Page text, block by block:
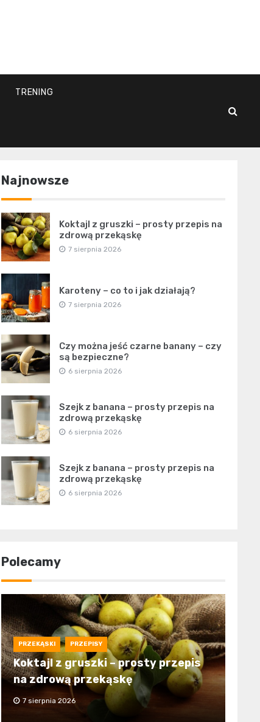
TRENING
Najnowsze
Koktajl z gruszki – prosty przepis na
zdrową przekąskę
7 sierpnia 2026
Karoteny – co to i jak działają?
7 sierpnia 2026
Czy można jeść czarne banany – czy
są bezpieczne?
6 sierpnia 2026
Szejk z banana – prosty przepis na
zdrową przekąskę
6 sierpnia 2026
Szejk z banana – prosty przepis na
zdrową przekąskę
6 sierpnia 2026
Polecamy
PRZEKĄSKI PRZEPISY
Koktajl z gruszki – prosty przepis
na zdrową przekąskę
7 sierpnia 2026